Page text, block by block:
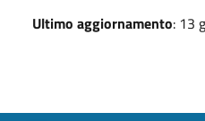
Ultimo aggiornamento: 13